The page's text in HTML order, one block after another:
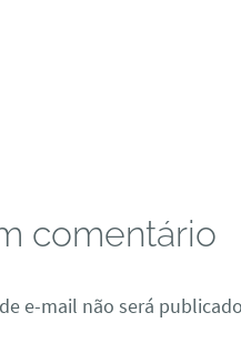
comentário
e-mail não será